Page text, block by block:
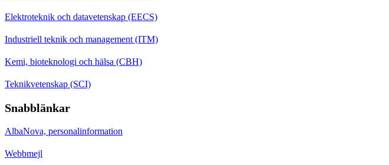
Elektroteknik och datavetenskap (EECS)
Industriell teknik och management (ITM)
Kemi, bioteknologi och hälsa (CBH)
Teknikvetenskap (SCI)
Snabblänkar
AlbaNova, personalinformation
Webbmejl